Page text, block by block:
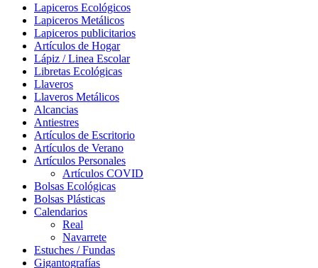
Lapiceros Ecológicos
Lapiceros Metálicos
Lapiceros publicitarios
Artículos de Hogar
Lápiz / Linea Escolar
Libretas Ecológicas
Llaveros
Llaveros Metálicos
Alcancias
Antiestres
Artículos de Escritorio
Artículos de Verano
Artículos Personales
Artículos COVID
Bolsas Ecológicas
Bolsas Plásticas
Calendarios
Real
Navarrete
Estuches / Fundas
Gigantografías